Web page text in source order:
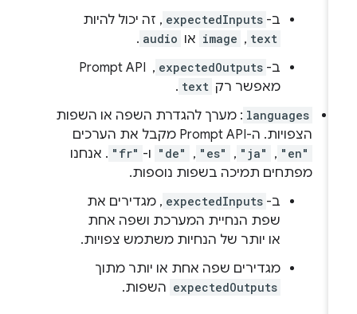
ב-
expectedInputs , זה יכול להיות
text
,
image או audio
.
ב-
expectedOutputs
, ‏ Prompt API
מאפשר רק text
.
languages : מערך להגדרת השפה או השפות
הצפויות. ה-Prompt API מקבל את הערכים
"en"
,
"ja"
,
"es"
,
"de" ו- "fr" . אנחנו
מפתחים תמיכה בשפות נוספות.
ב-
expectedInputs , מגדירים את
שפת הנחיית המערכת ושפה אחת
או יותר של הנחיות משתמש צפויות.
מגדירים שפה אחת או יותר מתוך
expectedOutputs השפות.